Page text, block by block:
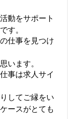
動をサポート
す。
仕事を見つけ
います。
事は求人サイ
してご縁をい
ースがとても